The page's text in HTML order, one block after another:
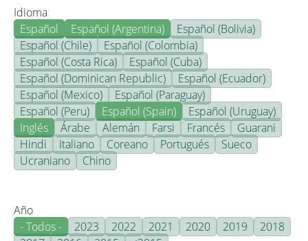
Idioma
Español
Español (Argentina)
Español (Bolivia)
Español (Chile)
Español (Colombia)
Español (Costa Rica)
Español (Cuba)
Español (Dominican Republic)
Español (Ecuador)
Español (Mexico)
Español (Paraguay)
Español (Peru)
Español (Spain)
Español (Uruguay)
Inglés
Árabe Alemán Farsi Francés
Guarani
Hindi
Italiano Coreano Portugués
Sueco
Ucraniano
Chino
Año
- Todos -
2023 2022 2021 2020 2019
2018